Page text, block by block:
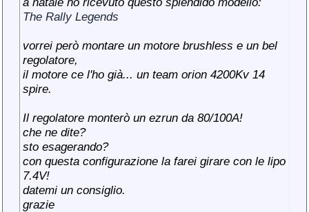
The Rally Legends
vorrei però montare un motore brushless e un bel
regolatore,
il motore ce l'ho già... un team orion 4200Kv 14
spire.
Il regolatore monterò un ezrun da 80/100A!
che ne dite?
sto esagerando?
con questa configurazione la farei girare con le lipo
7.4V!
datemi un consiglio.
grazie